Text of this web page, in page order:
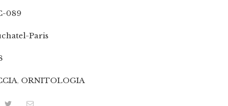
089
Paris
, ORNITOLOGIA